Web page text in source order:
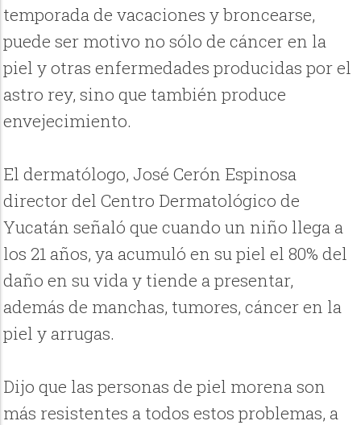
temporada de vacaciones y broncearse,
puede ser motivo no sólo de cáncer en la
piel y otras enfermedades producidas por el
astro rey, sino que también produce
envejecimiento.
El dermatólogo, José Cerón Espinosa
director del Centro Dermatológico de
Yucatán señaló que cuando un niño llega a
los 21 años, ya acumuló en su piel el 80% del
daño en su vida y tiende a presentar,
además de manchas, tumores, cáncer en la
piel y arrugas.
Dijo que las personas de piel morena son
más resistentes a todos estos problemas, a